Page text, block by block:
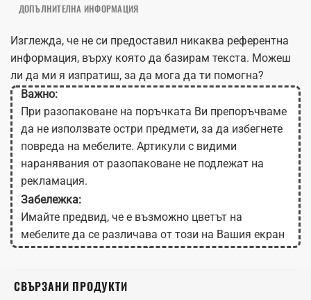
ДОПЪЛНИТЕЛНА ИНФОРМАЦИЯ
Изглежда, че не си предоставил никаква референтна
информация, върху която да базирам текста. Можеш
ли да ми я изпратиш, за да мога да ти помогна?
Важно:
При разопаковане на поръчката Ви препоръчваме
да не използвате остри предмети, за да избегнете
повреда на мебелите. Артикули с видими
наранявания от разопаковане не подлежат на
рекламация.
Забележка:
Имайте предвид, че е възможно цветът на
мебелите да се различава от този на Вашия екран
в зависимост от настройките на монитора.
СВЪРЗАНИ ПРОДУКТИ